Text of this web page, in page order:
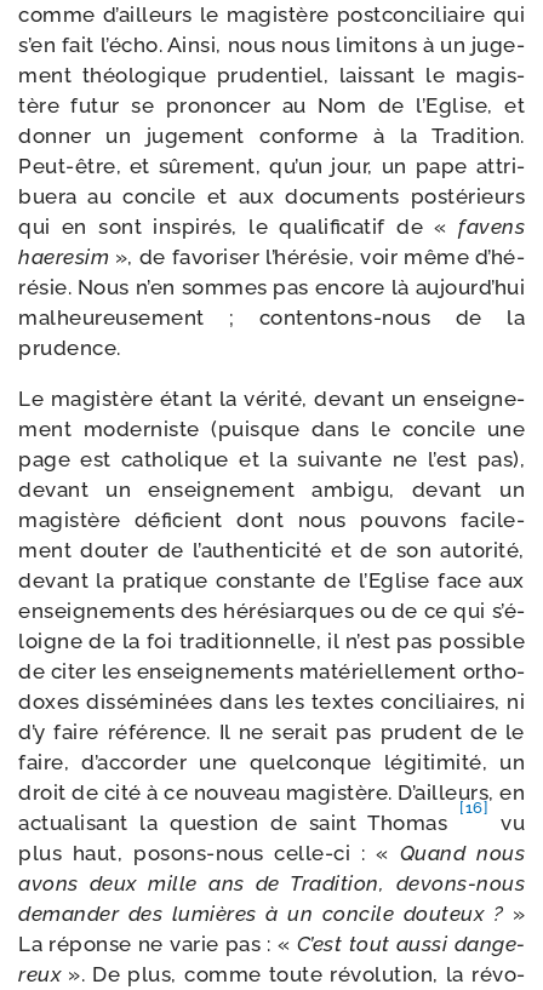
comme d’ailleurs le magis­tère post­con­ci­liaire qui
s’en fait l’é­cho. Ainsi, nous nous limi­tons à un juge­
ment théo­lo­gique pru­den­tiel, lais­sant le magis­
tère futur se pro­non­cer au Nom de l’Eglise, et
don­ner un juge­ment conforme à la Tradition.
Peut-​être, et sûre­ment, qu’un jour, un pape attri­
bue­ra au concile et aux docu­ments pos­té­rieurs
qui en sont ins­pi­rés, le qua­li­fi­ca­tif de « favens
hae­re­sim », de favo­ri­ser l’hé­ré­sie, voir même d’hé­
ré­sie. Nous n’en sommes pas encore là aujourd’­hui
mal­heu­reu­se­ment ; contentons-​nous de la
prudence.
Le magis­tère étant la véri­té, devant un ensei­gne­
ment moder­niste (puisque dans le concile une
page est catho­lique et la sui­vante ne l’est pas),
devant un ensei­gne­ment ambi­gu, devant un
magis­tère défi­cient dont nous pou­vons faci­le­
ment dou­ter de l’au­then­ti­ci­té et de son auto­ri­té,
devant la pra­tique constante de l’Eglise face aux
ensei­gne­ments des héré­siarques ou de ce qui s’é­
loigne de la foi tra­di­tion­nelle, il n’est pas pos­sible
de citer les ensei­gne­ments maté­riel­le­ment ortho­
doxes dis­sé­mi­nées dans les textes conci­liaires, ni
d’y faire réfé­rence. Il ne serait pas pru­dent de le
faire, d’ac­cor­der une quel­conque légi­ti­mi­té, un
droit de cité à ce nou­veau magis­tère. D’ailleurs, en
actua­li­sant la ques­tion de saint Thomas
[16]
vu
plus haut, posons-​nous celle-​ci : « Quand nous
avons deux mille ans de Tradition, devons-​nous
deman­der des lumières à un concile dou­teux ? »
La réponse ne varie pas : « C’est tout aus­si dan­ge­
reux». De plus, comme toute révo­lu­tion, la révo­